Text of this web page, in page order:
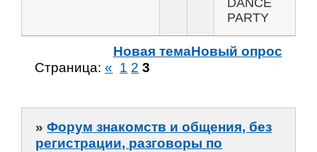
DANCE
PARTY
Новая темаНовый опрос
Страница:« 1 2 3
»Форум знакомств и общения, без
регистрации, разговоры по